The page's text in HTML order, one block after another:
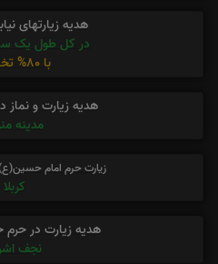
هدیه زیارتهای
در کل طول یک
با 80% تخفیف
هدیه زیارت و نماز
مدینه
زیارت حرم امام
کربلا
هدیه زیارت در
نجف